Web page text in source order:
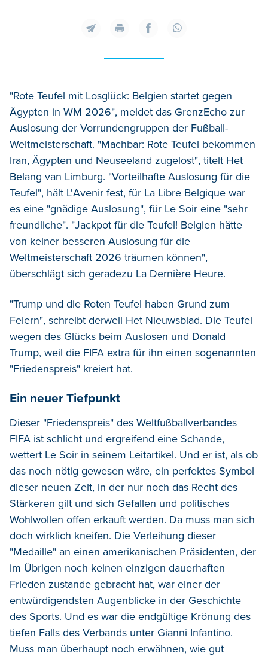
"Rote Teufel mit Losglück: Belgien startet gegen
Ägypten in WM 2026", meldet das GrenzEcho zur
Auslosung der Vorrundengruppen der Fußball-
Weltmeisterschaft. "Machbar: Rote Teufel bekommen
Iran, Ägypten und Neuseeland zugelost", titelt Het
Belang van Limburg. "Vorteilhafte Auslosung für die
Teufel", hält L'Avenir fest, für La Libre Belgique war
es eine "gnädige Auslosung", für Le Soir eine "sehr
freundliche". "Jackpot für die Teufel! Belgien hätte
von keiner besseren Auslosung für die
Weltmeisterschaft 2026 träumen können",
überschlägt sich geradezu La Dernière Heure.
"Trump und die Roten Teufel haben Grund zum
Feiern", schreibt derweil Het Nieuwsblad. Die Teufel
wegen des Glücks beim Auslosen und Donald
Trump, weil die FIFA extra für ihn einen sogenannten
"Friedenspreis" kreiert hat.
Ein neuer Tiefpunkt
Dieser "Friedenspreis" des Weltfußballverbandes
FIFA ist schlicht und ergreifend eine Schande,
wettert Le Soir in seinem Leitartikel. Und er ist, als ob
das noch nötig gewesen wäre, ein perfektes Symbol
dieser neuen Zeit, in der nur noch das Recht des
Stärkeren gilt und sich Gefallen und politisches
Wohlwollen offen erkauft werden. Da muss man sich
doch wirklich kneifen. Die Verleihung dieser
"Medaille" an einen amerikanischen Präsidenten, der
im Übrigen noch keinen einzigen dauerhaften
Frieden zustande gebracht hat, war einer der
entwürdigendsten Augenblicke in der Geschichte
des Sports. Und es war die endgültige Krönung des
tiefen Falls des Verbands unter Gianni Infantino.
Muss man überhaupt noch erwähnen, wie gut